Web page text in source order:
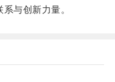
与创新力量。